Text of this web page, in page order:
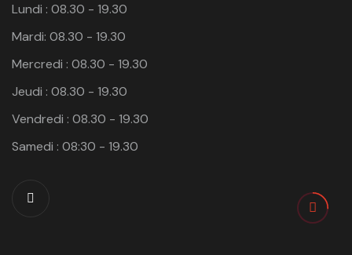
Lundi : 08.30 - 19.30
Mardi: 08.30 - 19.30
Mercredi : 08.30 - 19.30
Jeudi : 08.30 - 19.30
Vendredi : 08.30 - 19.30
Samedi : 08:30 - 19.30